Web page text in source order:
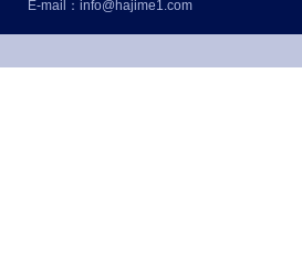
E-mail：info@hajime1.com